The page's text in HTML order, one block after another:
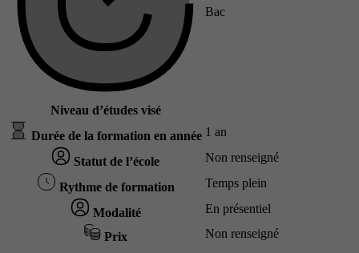
Niveau d’études visé
Bac
Durée de la formation en année 1 an
Statut de l’école Non renseigné
Rythme de formation Temps plein
Modalité En présentiel
Prix Non renseigné